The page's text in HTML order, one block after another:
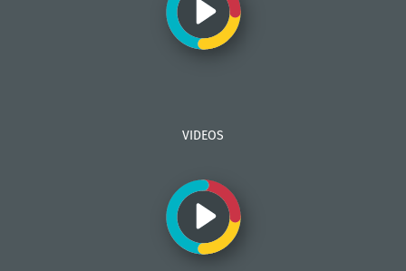
VIDEOS